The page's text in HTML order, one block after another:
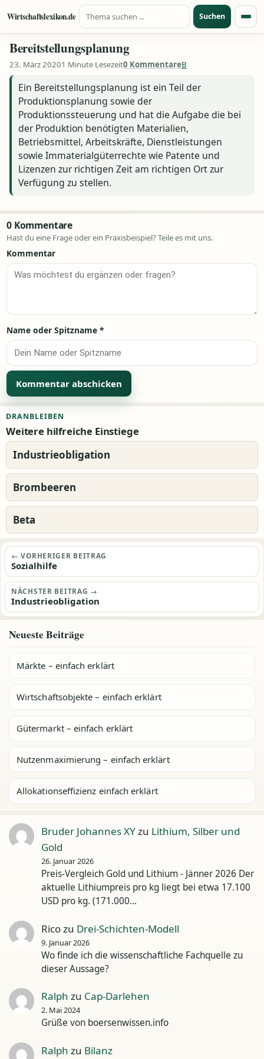
Zum Inhalt springen
Wirtschaftslexikon.de
Suche nach:
Suchen
Bereitstellungsplanung
23. März 20201 Minute Lesezeit0 KommentareB
Ein Bereitstellungsplanung ist ein Teil der
Produktionsplanung sowie der
Produktionssteuerung und hat die Aufgabe die bei
der Produktion benötigten Materialien,
Betriebsmittel, Arbeitskräfte, Dienstleistungen
sowie Immaterialgüterrechte wie Patente und
Lizenzen zur richtigen Zeit am richtigen Ort zur
Verfügung zu stellen.
0 Kommentare
Hast du eine Frage oder ein Praxisbeispiel? Teile es mit uns.
Kommentar
Name oder Spitzname *
DRANBLEIBEN
Weitere hilfreiche Einstiege
Industrieobligation
Brombeeren
Beta
Beitragsnavigation
← VORHERIGER BEITRAG
Sozialhilfe
NÄCHSTER BEITRAG →
Industrieobligation
Neueste Beiträge
Märkte – einfach erklärt
Wirtschaftsobjekte – einfach erklärt
Gütermarkt – einfach erklärt
Nutzenmaximierung – einfach erklärt
Allokationseffizienz einfach erklärt
Bruder Johannes XYzu Lithium, Silber und
Gold
26. Januar 2026
Preis-Vergleich Gold und Lithium - Jänner 2026 Der
aktuelle Lithiumpreis pro kg liegt bei etwa 17.100
USD pro kg. (171.000…
Ricozu Drei-Schichten-Modell
9. Januar 2026
Wo finde ich die wissenschaftliche Fachquelle zu
dieser Aussage?
Ralph zu Cap-Darlehen
2. Mai 2024
Grüße von boersenwissen.info
Ralph zu Bilanz